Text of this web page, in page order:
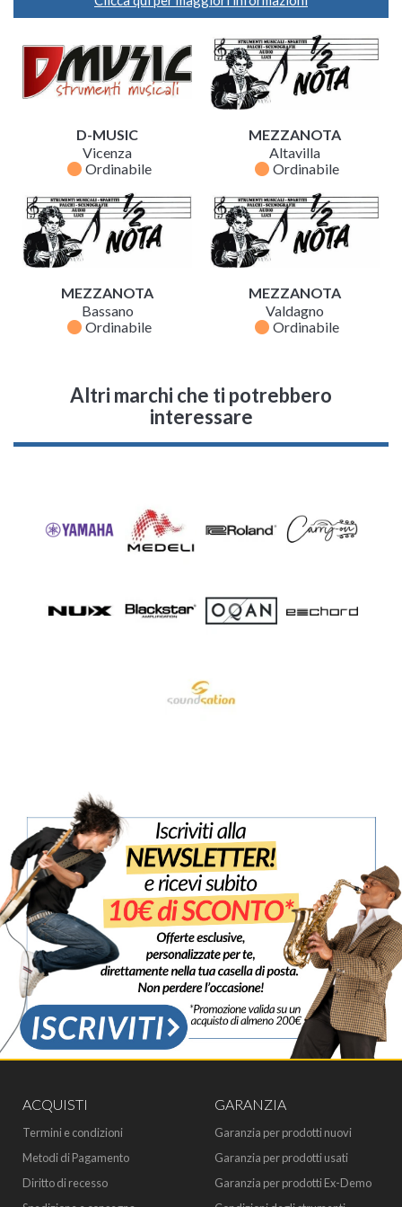
D-MUSIC
Vicenza
fiber_manual_record Ordinabile
MEZZANOTA
Altavilla
fiber_manual_record Ordinabile
MEZZANOTA
Bassano
fiber_manual_record Ordinabile
MEZZANOTA
Valdagno
fiber_manual_record Ordinabile
Altri marchi che ti potrebbero
interessare
ACQUISTI
Termini e condizioni
Metodi di Pagamento
Diritto di recesso
GARANZIA
Garanzia per prodotti nuovi
Garanzia per prodotti usati
Garanzia per prodotti Ex-Demo